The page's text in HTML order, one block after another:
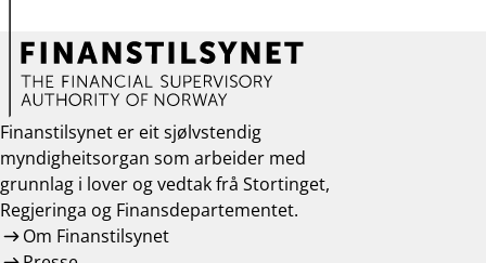
Finanstilsynet er eit sjølvstendig
myndigheitsorgan som arbeider med
grunnlag i lover og vedtak frå Stortinget,
Regjeringa og Finansdepartementet.
Om Finanstilsynet